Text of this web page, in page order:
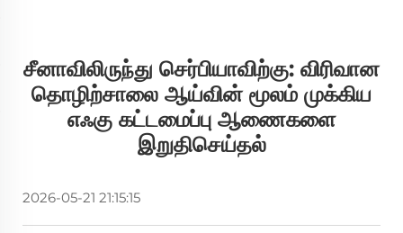
சீனாவிலிருந்து செர்பியாவிற்கு: விரிவான
தொழிற்சாலை ஆய்வின் மூலம் முக்கிய
எஃகு கட்டமைப்பு ஆணைகளை
இறுதிசெய்தல்
2026-05-21 21:15:15